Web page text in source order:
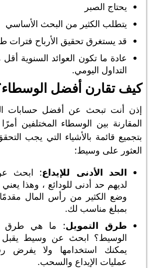
يحتاج الصبر
يتطلب الكثير من البحث الأساسي
قد يستغرق تحقيق الأرباح فترات
عادة ما تكون العوائد السنوية
التداول اليومي.
كيف تقارن أفضل
إذن أنت تبحث عن أفضل حسابات
المقارنة بين الوسطاء المختلفين
بتجميع قائمة بالأشياء التي يجب
العثور على وسيط:
الحد الأدنى للإيداع: ابحث
لديهم حد أدنى للودائع ، وهذا
وضع الكثير من رأس المال مقدمًا
بمبلغ مناسب لك.
طرق التمويل: ما هي طرق
الوسيط؟ ابحث عن وسيط يقبل
يمكنك استخدامها ولا يفرض
عمليات الإيداع والسحب.